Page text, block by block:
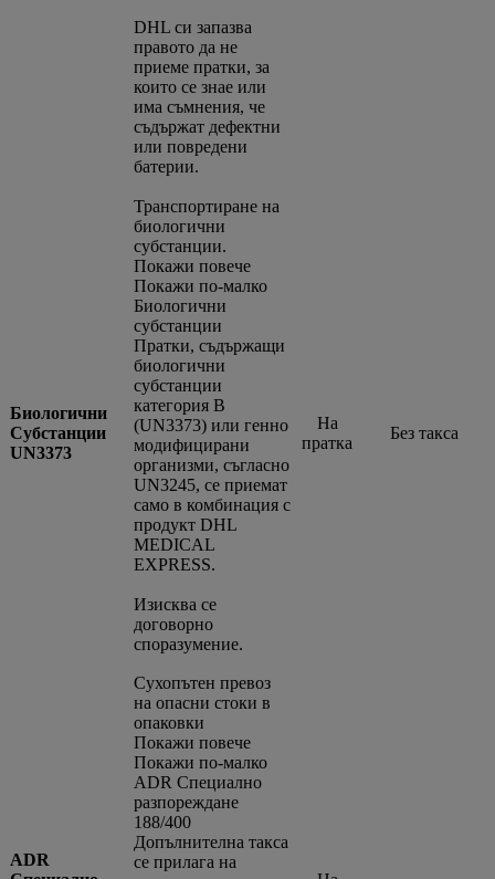
DHL си запазва
правото да не
приеме пратки, за
които се знае или
има съмнения, че
съдържат дефектни
или повредени
батерии.
Биологични
Субстанции
UN3373
Транспортиране на
биологични
субстанции.
Покажи повече
Покажи по-малко
Биологични
субстанции
Пратки, съдържащи
биологични
субстанции
категория В
(UN3373) или генно
модифицирани
организми, съгласно
UN3245, се приемат
само в комбинация с
продукт DHL
MEDICAL
EXPRESS.
Изисква се
договорно
споразумение.
На
пратка
Без такса
ADR
Сухопътен превоз
на опасни стоки в
опаковки
Покажи повече
Покажи по-малко
ADR Специално
разпореждане
188/400
Допълнителна такса
се прилага на